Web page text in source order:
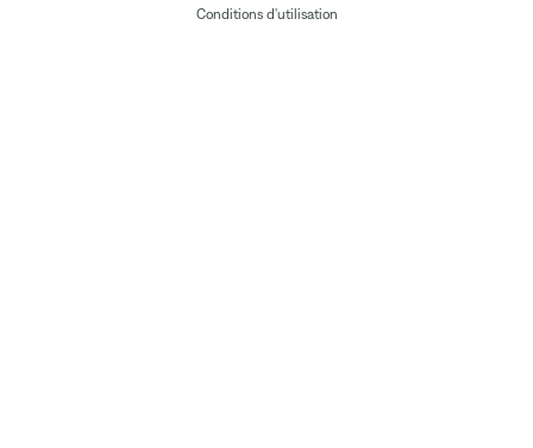
Conditions d'utilisation